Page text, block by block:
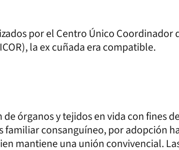
por el Centro Único Coordinador
la ex cuñada era compatible.
órganos y tejidos en vida con fines
consanguíneo, por adopción
mantiene una unión convivencial.